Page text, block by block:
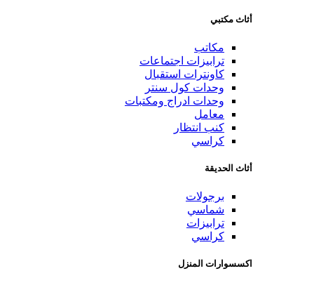
أثاث مكتبي
مكاتب
ترابيزات اجتماعات
كاونترات استقبال
وحدات كول سنتر
وحدات ادراج ومكتبات
معامل
كنب انتظار
كراسي
أثاث الحديقة
برجولات
شماسي
ترابيزات
كراسي
اكسسوارات المنزل